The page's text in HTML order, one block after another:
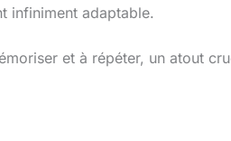
infiniment adaptable.
et à répéter, un atout